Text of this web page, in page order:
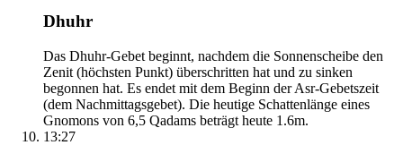
Dhuhr
Das Dhuhr-Gebet beginnt, nachdem die Sonnenscheibe den
Zenit (höchsten Punkt) überschritten hat und zu sinken
begonnen hat. Es endet mit dem Beginn der Asr-Gebetszeit
(dem Nachmittagsgebet). Die heutige Schattenlänge eines
Gnomons von 6,5 Qadams beträgt heute 1.6m.
13:27